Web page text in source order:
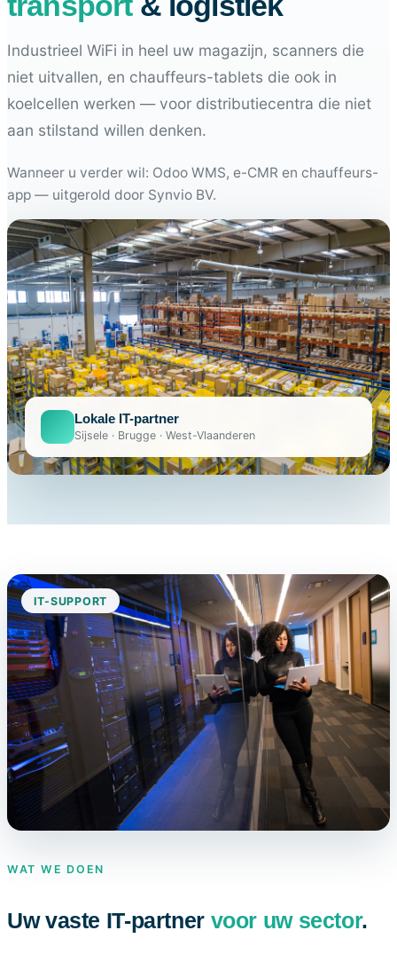
Industrieel WiFi in heel uw magazijn, scanners die
niet uitvallen, en chauffeurs-tablets die ook in
koelcellen werken — voor distributiecentra die niet
aan stilstand willen denken.
Wanneer u verder wil: Odoo WMS, e-CMR en chauffeurs-
app — uitgerold door Synvio BV.
Lokale IT-partner
Sijsele · Brugge · West-Vlaanderen
IT-SUPPORT
WAT WE DOEN
Uw vaste IT-partner voor uw sector.